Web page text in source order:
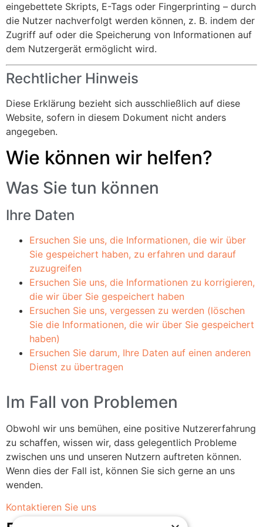
eingebettete Skripts, E-Tags oder Fingerprinting – durch
die Nutzer nachverfolgt werden können, z. B. indem der
Zugriff auf oder die Speicherung von Informationen auf
dem Nutzergerät ermöglicht wird.
Rechtlicher Hinweis
Diese Erklärung bezieht sich ausschließlich auf diese
Website, sofern in diesem Dokument nicht anders
angegeben.
Wie können wir helfen?
Was Sie tun können
Ihre Daten
Ersuchen Sie uns, die Informationen, die wir über
Sie gespeichert haben, zu erfahren und darauf
zuzugreifen
Ersuchen Sie uns, die Informationen zu korrigieren,
die wir über Sie gespeichert haben
Ersuchen Sie uns, vergessen zu werden (löschen
Sie die Informationen, die wir über Sie gespeichert
haben)
Ersuchen Sie darum, Ihre Daten auf einen anderen
Dienst zu übertragen
Im Fall von Problemen
Obwohl wir uns bemühen, eine positive Nutzererfahrung
zu schaffen, wissen wir, dass gelegentlich Probleme
zwischen uns und unseren Nutzern auftreten können.
Wenn dies der Fall ist, können Sie sich gerne an uns
wenden.
Kontaktieren Sie uns